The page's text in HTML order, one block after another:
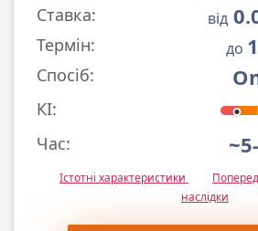
Ставка: від
Термін: до
Спосіб:
КІ:
Час:
Істотні характеристики
наслідки